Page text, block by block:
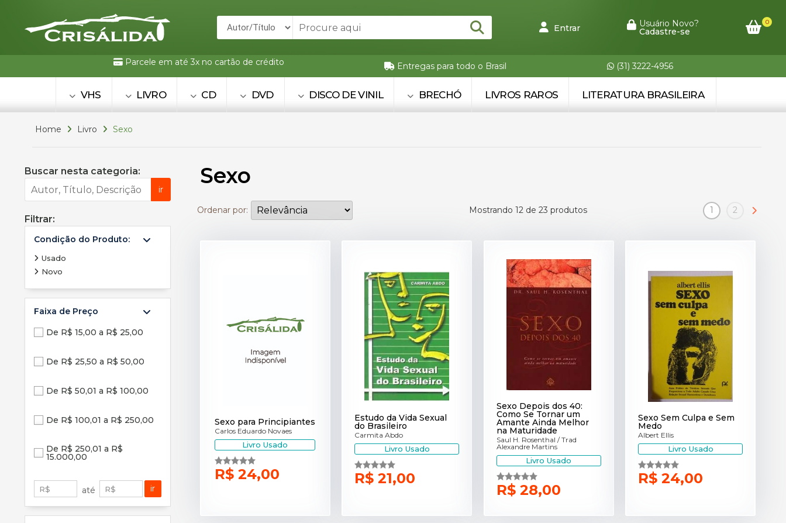
Entrar Usuário Novo?
Cadastre-se
0
Parcele em até 3x no cartão de crédito Entregas para todo o Brasil (31) 3222-4956
VHS LIVRO CD DVD DISCO DE VINIL BRECHÓ LIVROS RAROS LITERATURA BRASILEIRA
Home Livro Sexo
Buscar nesta categoria:
ir
Filtrar:
Condição do Produto:
Usado
Novo
Faixa de Preço
De R$ 15,00 a R$ 25,00
De R$ 25,50 a R$ 50,00
De R$ 50,01 a R$ 100,00
De R$ 100,01 a R$ 250,00
De R$ 250,01 a R$
15.000,00
R$ até R$ ir
Sexo
Ordenar por: Mostrando 12 de 23 produtos 1 2
Sexo para Principiantes
Carlos Eduardo Novaes
Livro Usado
R$ 24,00
Estudo da Vida Sexual
do Brasileiro
Carmita Abdo
Livro Usado
R$ 21,00
Sexo Depois dos 40:
Como Se Tornar um
Amante Ainda Melhor
na Maturidade
Saul H. Rosenthal / Trad
Alexandre Martins
Livro Usado
R$ 28,00
Sexo Sem Culpa e Sem
Medo
Albert Ellis
Livro Usado
R$ 24,00